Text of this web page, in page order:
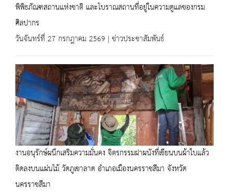
พิพิธภัณฑสถานแห่งชาติ และโบราณสถานที่อยู่ในความดูแลของกรม
ศิลปากร
วันจันทร์ที่ 27 กรกฎาคม 2569 | ข่าวประชาสัมพันธ์
งานอนุรักษ์ผนึกเสริมความมั่นคง จิตรกรรมฝาผนังที่เขียนบนผ้าใบแล้ว
ติดลงบนแผ่นไม้ วัดภูเขาลาด อำเภอเมืองนครราชสีมา จังหวัด
นครราชสีมา